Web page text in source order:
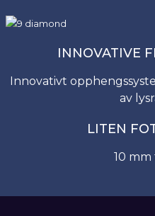
INNOVATIVE
Innovativt
av
LITEN
10 mm